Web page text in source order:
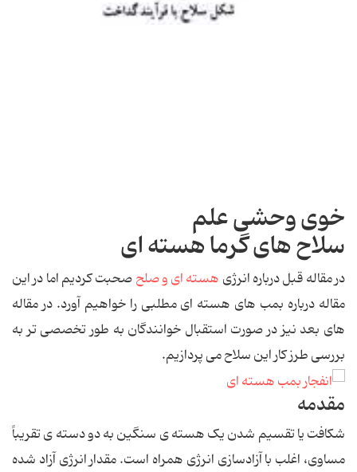
خوی وحشی علم
سلاح های گرما هسته ای
در مقاله قبل درباره انرژی هسته ای و صلحصحبت کردیم اما در این
مقاله درباره بمب های هسته ای مطلبی را خواهیم آورد. در مقاله
های بعد نیز در صورت استقبال خوانندگان به طور تخصصی تر به
بررسی طرز کار این سلاح می پردازیم.
مقدمه
شکافت یا تقسیم شدن یک هسته ی سنگین به دو دسته ی تقریباً
مساوی، اغلب با آزادسازی انرژی همراه است. مقدار انرژی آزاد شده